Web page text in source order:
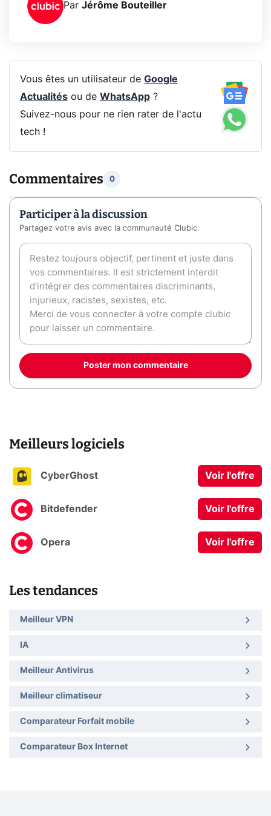
Par Jérôme Bouteiller
Vous êtes un utilisateur de Google
Actualitésou de WhatsApp?
Suivez-nous pour ne rien rater de l'actu
tech !
Commentaires 0
Participer à la discussion
Partagez votre avis avec la communauté Clubic.
Poster mon commentaire
Meilleurs logiciels
CyberGhost Voir l'offre
Bitdefender Voir l'offre
Opera Voir l'offre
Les tendances
Meilleur VPN
IA
Meilleur Antivirus
Meilleur climatiseur
Comparateur Forfait mobile
Comparateur Box Internet